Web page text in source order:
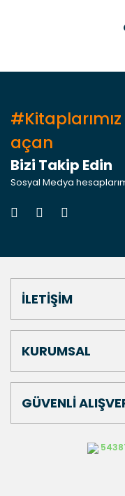
açan
Bizi Takip Edin
Sosyal Medya
İLETİŞİM
KURUMSAL
GÜVENLİ